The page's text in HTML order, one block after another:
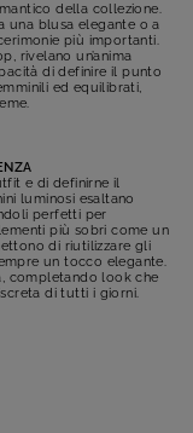
della collezione.
una blusa elegante o a
più importanti.
rivelano un’anima
di definire il punto
ed equilibrati,
e di definirne il
luminosi esaltano
perfetti per
più sobri come un
di riutilizzare gli
un tocco elegante.
completando look che
di tutti i giorni.